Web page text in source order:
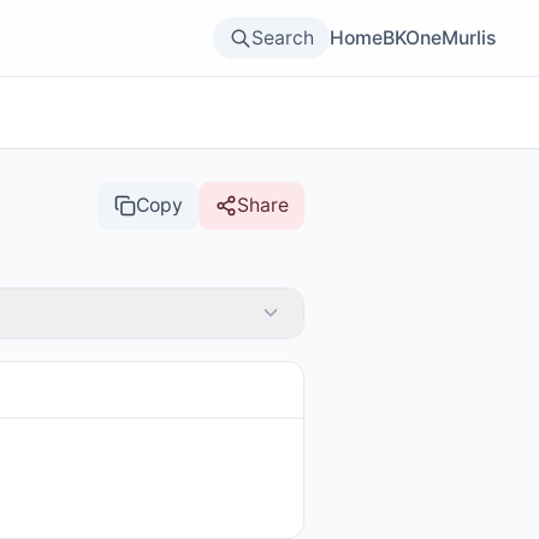
Search HomeBKOneMurlis
Copy Share